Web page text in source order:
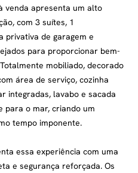
venda apresenta um alto
com 3 suítes, 1
privativa de garagem e
para proporcionar bem-
mobiliado, decorado
área de serviço, cozinha
integradas, lavabo e sacada
para o mar, criando um
tempo imponente.
essa experiência com uma
e segurança reforçada. Os